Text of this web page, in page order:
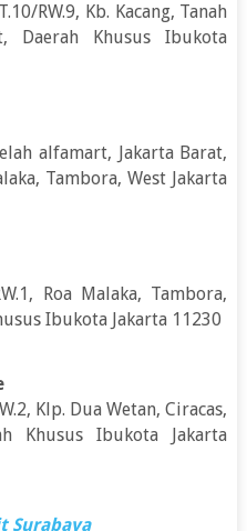
RW.9, Kb. Kacang, Tanah
Daerah Khusus Ibukota
alfamart, Jakarta Barat,
Tambora, West Jakarta
Roa Malaka, Tambora,
Ibukota Jakarta 11230
Klp. Dua Wetan, Ciracas,
Khusus Ibukota Jakarta
Surabaya